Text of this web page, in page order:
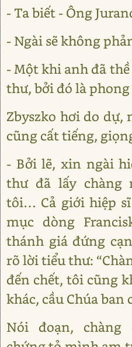
- Ta biết - Ông
- Ngài sẽ không
- Một khi anh đã
thư, bởi đó là
Zbyszko hơi do dự,
cũng cất tiếng,
- Bởi lẽ, xin ngài
thư đã lấy chàng
tôi… Cả giới hiệp
mục dòng
thánh giá đứng
rõ lời tiểu thư:
đến chết, tôi cũng
khác, cầu Chúa ban
Nói đoạn, chàng